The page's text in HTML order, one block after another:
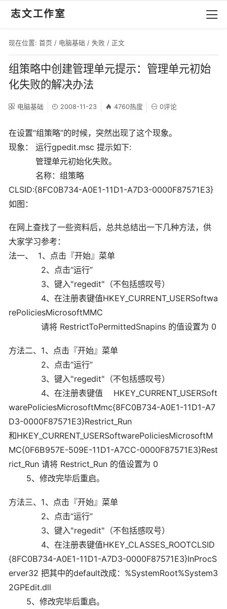
志文工作室
现在位置: 首页 / 电脑基础 / 失败 / 正文
组策略中创建管理单元提示：管理单元初始
化失败的解决办法
电脑基础 2008-11-23 4760热度 0评论
在设置“组策略”的时候，突然出现了这个现象。
现象： 运行gpedit.msc 提示如下:
管理单元初始化失败。
名称：组策略
CLSID:{8FC0B734-A0E1-11D1-A7D3-0000F87571E3}
如图：
在网上查找了一些资料后，总共总结出一下几种方法，供
大家学习参考：
法一、 1、点击『开始』菜单
2、点击“运行”
3、键入"regedit"（不包括感叹号）
4、在注册表键值HKEY_CURRENT_USERSoftwa
rePoliciesMicrosoftMMC
请将 RestrictToPermittedSnapins 的值设置为 0
方法二、1、点击『开始』菜单
2、点击“运行”
3、键入"regedit"（不包括感叹号）
4、在注册表键值 HKEY_CURRENT_USERSoft
warePoliciesMicrosoftMmc{8FC0B734-A0E1-11D1-A7
D3-0000F87571E3}Restrict_Run
和HKEY_CURRENT_USERSoftwarePoliciesMicrosoftM
MC{0F6B957E-509E-11D1-A7CC-0000F87571E3}Rest
rict_Run 请将 Restrict_Run 的值设置为 0
5、修改完毕后重启。
方法三、1、点击『开始』菜单
2、点击“运行”
3、键入"regedit"（不包括感叹号）
4、在注册表键值HKEY_CLASSES_ROOTCLSID
{8FC0B734-A0E1-11D1-A7D3-0000F87571E3}InProcS
erver32 把其中的default改成：%SystemRoot%System3
2GPEdit.dll
5、修改完毕后重启。